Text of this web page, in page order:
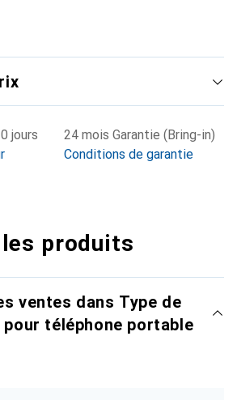
jours
24 mois Garantie (Bring-in)
Conditions de garantie
produits
ventes dans Type de
téléphone portable